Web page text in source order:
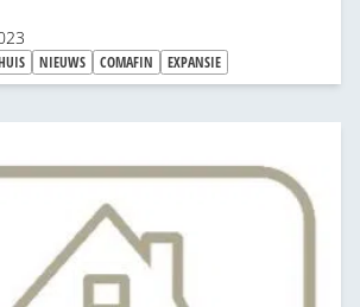
NIEUWS COMAFIN EXPANSIE